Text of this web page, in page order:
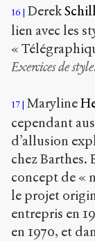
16 Derek
lien avec les
«
Exercices de style
17 Maryline
cependant
d’allusion
chez Barthes.
concept de «
le projet
entrepris en
en 1970, et